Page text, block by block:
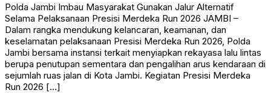
Polda Jambi Imbau Masyarakat Gunakan Jalur Alternatif
Selama Pelaksanaan Presisi Merdeka Run 2026 JAMBI –
Dalam rangka mendukung kelancaran, keamanan, dan
keselamatan pelaksanaan Presisi Merdeka Run 2026, Polda
Jambi bersama instansi terkait menyiapkan rekayasa lalu lintas
berupa penutupan sementara dan pengalihan arus kendaraan di
sejumlah ruas jalan di Kota Jambi. Kegiatan Presisi Merdeka
Run 2026 […]